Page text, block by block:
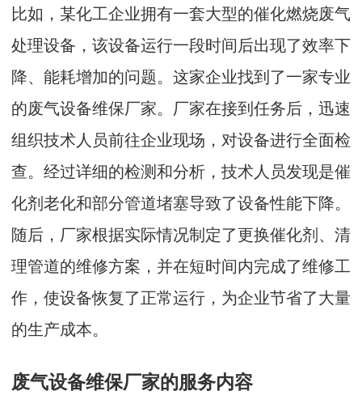
比如，某化工企业拥有一套大型的催化燃烧废气
处理设备，该设备运行一段时间后出现了效率下
降、能耗增加的问题。这家企业找到了一家专业
的废气设备维保厂家。厂家在接到任务后，迅速
组织技术人员前往企业现场，对设备进行全面检
查。经过详细的检测和分析，技术人员发现是催
化剂老化和部分管道堵塞导致了设备性能下降。
随后，厂家根据实际情况制定了更换催化剂、清
理管道的维修方案，并在短时间内完成了维修工
作，使设备恢复了正常运行，为企业节省了大量
的生产成本。
废气设备维保厂家的服务内容